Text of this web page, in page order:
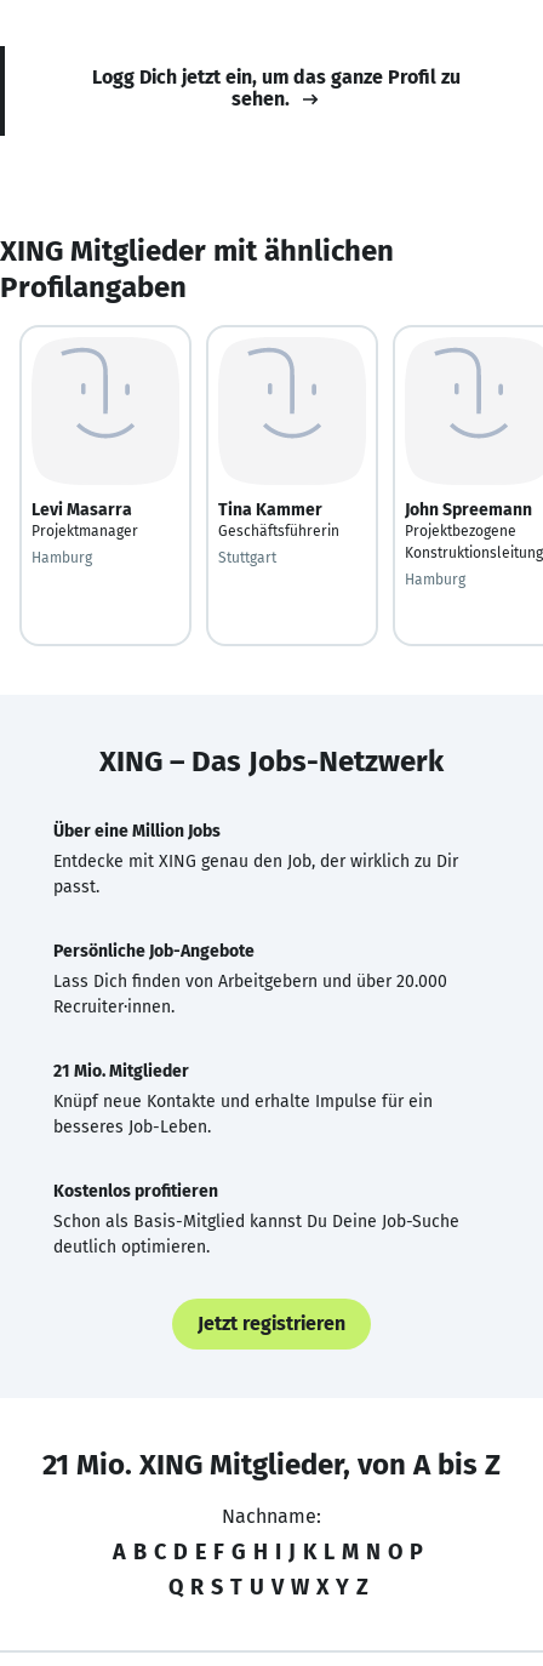
Logg Dich jetzt ein, um das ganze Profil zu
sehen.
XING Mitglieder mit ähnlichen
Profilangaben
Levi Masarra
Projektmanager
Hamburg
Tina Kammer
Geschäftsführerin
Stuttgart
John Spreemann
Projektbezogene
Konstruktionsleitung
Hamburg
XING – Das Jobs-Netzwerk
Über eine Million Jobs
Entdecke mit XING genau den Job, der wirklich zu Dir
passt.
Persönliche Job-Angebote
Lass Dich finden von Arbeitgebern und über 20.000
Recruiter·innen.
21 Mio. Mitglieder
Knüpf neue Kontakte und erhalte Impulse für ein
besseres Job-Leben.
Kostenlos profitieren
Schon als Basis-Mitglied kannst Du Deine Job-Suche
deutlich optimieren.
Jetzt registrieren
21 Mio. XING Mitglieder, von A bis Z
Nachname:
A B C D E F G H I J K L M N O P
Q R S T U V W X Y Z